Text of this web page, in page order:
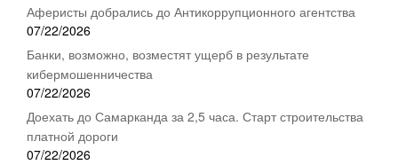
Аферисты добрались до Антикоррупционного агентства
07/22/2026
Банки, возможно, возместят ущерб в результате
кибермошенничества
07/22/2026
Доехать до Самарканда за 2,5 часа. Старт строительства
платной дороги
07/22/2026